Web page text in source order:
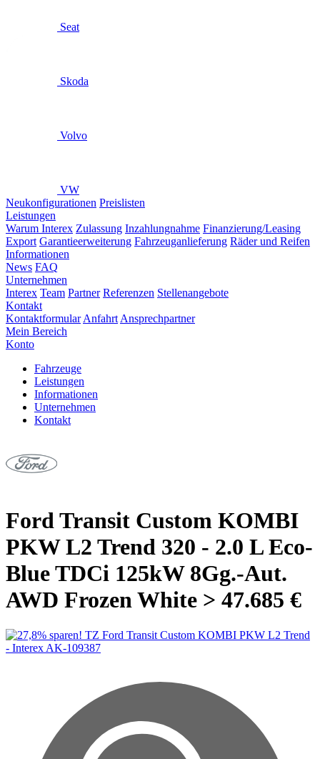
Seat
Skoda
Volvo
VW
Neukonfigurationen Preislisten
Leistungen
Warum Interex Zulassung Inzahlungnahme Finanzierung/Leasing
Export Garantieerweiterung Fahrzeuganlieferung Räder und Reifen
Informationen
News FAQ
Unternehmen
Interex Team Partner Referenzen Stellenangebote
Kontakt
Kontaktformular Anfahrt Ansprechpartner
Mein Bereich
Konto
Fahrzeuge
Leistungen
Informationen
Unternehmen
Kontakt
Ford Transit Custom KOMBI
PKW L2 Trend 320 - 2.0 L Eco-
Blue TDCi 125kW 8Gg.-Aut.
AWD Frozen White > 47.685 €